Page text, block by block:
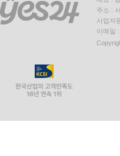
주소 :
사업자
이메일